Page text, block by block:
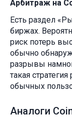
Арбитраж на
Есть раздел
биржах.
риск потерь
обычно
разрывы
такая
обычных
Аналоги